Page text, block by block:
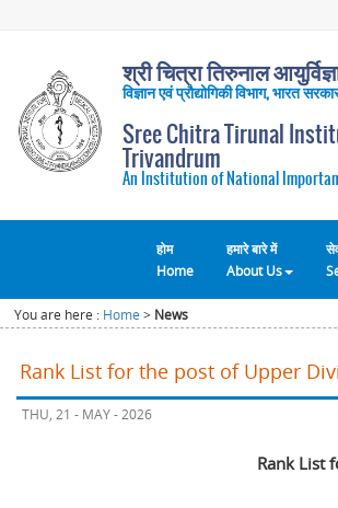
श्री चित्रा तिरुनाल
विज्ञान एवं प्रौद्योगिकी विभाग, भारत
Sree Chitra Tirunal
Trivandrum
An Institution of National
होम
Home
हमारे बारे में
About Us
You are here : Home > News
Rank List for the post of Upper
THU, 21 - MAY - 2026
Rank List